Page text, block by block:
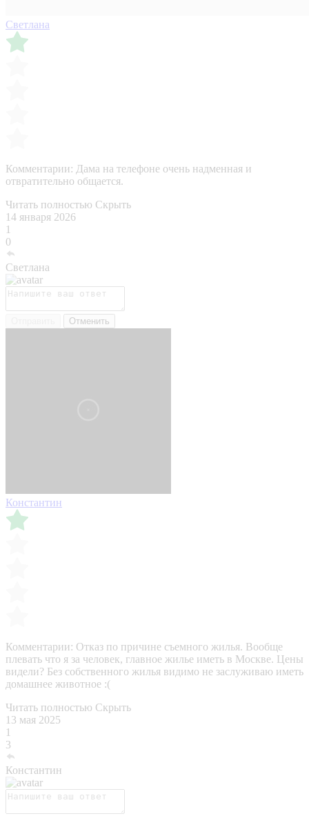
Светлана
Комментарии: Дама на телефоне очень надменная и
отвратительно общается.
Читать полностью Скрыть
14 января 2026
1
0
Светлана
Отменить
Константин
Комментарии: Отказ по причине съемного жилья. Вообще
плевать что я за человек, главное жилье иметь в Москве. Цены
видели? Без собственного жилья видимо не заслуживаю иметь
домашнее животное :(
Читать полностью Скрыть
13 мая 2025
1
3
Константин